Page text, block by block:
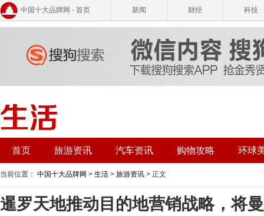
中国十大品牌网 - 首页 新闻 财经 科技
首页 旅游资讯 汽车资讯 购物攻略 环球
当前位置： 中国十大品牌网 > 生活 > 旅游资讯 > 正文
暹罗天地推动目的地营销战略，将